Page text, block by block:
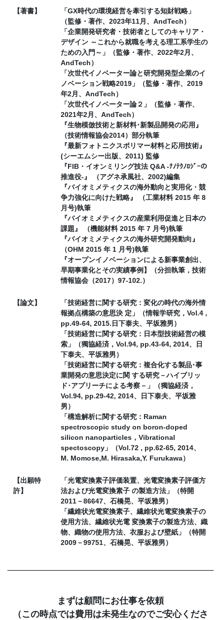
【著書】
「GX時代の環境経営を牽引する知財戦略」
（監修・著作、2023年11月、AndTech）
「企業開発研究者・技術者としてのキャリア・
デザイン ～これから就職を考える理工系学生の
ための入門～」（監修・著作、2022年2月、
AndTech）
「次世代イノベーター論と研究開発型企業のイ
ノベーション戦略2019」（監修・著作、2019
年2月、AndTech）
「次世代イノベーター論２」（監修・著作、
2021年2月、AndTech）
『生物模倣技術と新材料･新製品開発の応用』
（技術情報協会2014）部分執筆
『最新フォトニクスポリマー材料と応用技術』
(シーエムシー出版、2011) 監修
『FIB・イオンミリング技法 Q&A -ﾅﾉﾃｸﾉﾛｼﾞｰの
推進役-』 （アグネ承風社、2002)編集
『バイオミメティクスの海外動向と実用化・競
争力強化に向けた戦略』 （工業材料 2015 年 8
月号)執筆
『バイオミメティクスの産業利用促進と日本の
課題』 （機能材料 2015 年 7 月号)執筆
『バイオミメティクスの海外研究開発動向』
（OHM 2015 年 1 月号)執筆
『オープンイノベーションによる新事業創出、
早期事業化とその実績事例】（分担執筆，技術
情報協会（2017）97-102.）
【論文】
「技術経営に関する研究：変化の時代の海外情
報拠点構築の意思決 定」（情報学研究，Vol.4 ,
pp.49-64, 2015.日下泰夫、平坂雅男）
「技術経営に関する研究：日本型技術経営の模
索」（獨協経済，Vol.94, pp.43-64, 2014、日
下泰夫、平坂雅男）
「技術経営に関する研究：複合化する製品･事
業開発の意思決定に関 する研究－ハイブリッ
ド･アプリーチによる考察－」（獨協経済，
Vol.94, pp.29-42, 2014、日下泰夫、平坂雅
男）
「構造解析に関する研究：Raman
spectroscopic study on boron-doped
silicon nanoparticles，Vibrational
spectoscopy」（Vol.72 , pp.62-65, 2014、
M. Momose,M. Hirasaka,Y. Furukawa）
【出願特
許】
「光電変換素子評価装置、光電変換素子評価方
法および光電変換素子 の製造方法」（特開
2011－86647、石橋晃、平坂雅男）
「繊維状光電変換素子、繊維状光電変換素子の
使用方法、繊維状光電 変換素子の製造方法、織
物、織物の使用方法、衣服および壁紙」（特開
2009－99751、石橋晃、平坂雅男）
まずは顧問にお仕事を依頼
（この時点では費用は未発生なのでご安心くださ